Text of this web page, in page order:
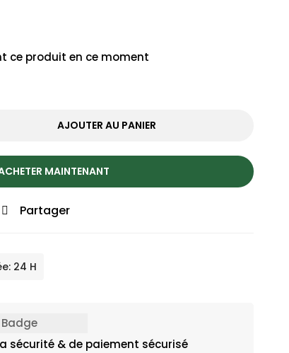
ce produit en ce moment
AJOUTER AU PANIER
MAINTENANT
Partager
24 H
sécurité & de paiement sécurisé